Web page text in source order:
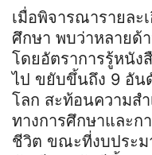
เมื่อพิจารณารายละ
ศึกษา พบว่าหลายด้
โดยอัตราการรู้หนัง
ไป ขยับขึ้นถึง 9 อัน
โลก สะท้อนความส
ทางการศึกษาและก
ชีวิต ขณะที่งบประ